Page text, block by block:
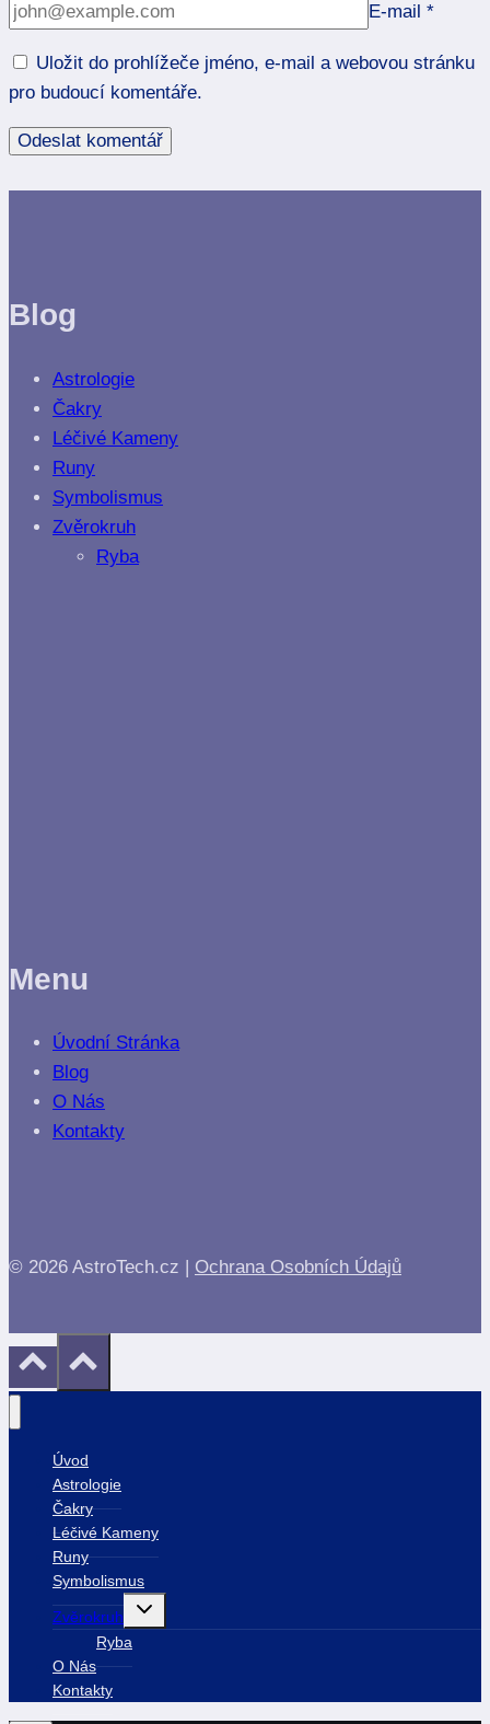
E-mail *
Uložit do prohlížeče jméno, e-mail a webovou stránku
pro budoucí komentáře.
Blog
Astrologie
Čakry
Léčivé Kameny
Runy
Symbolismus
Zvěrokruh
Ryba
Menu
Úvodní Stránka
Blog
O Nás
Kontakty
© 2026 AstroTech.cz | Ochrana Osobních Údajů
Úvod
Astrologie
Čakry
Léčivé Kameny
Runy
Symbolismus
Zvěrokruh
Toggle
Ryba
O Nás
Kontakty